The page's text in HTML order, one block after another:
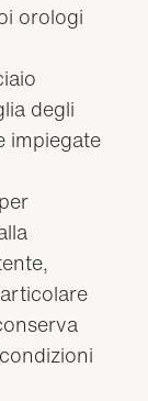
orologi
degli
impiegate